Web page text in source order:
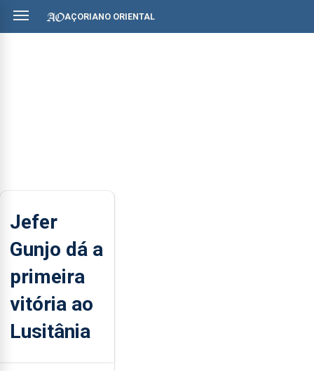
AÇORIANO ORIENTAL
Jefer
Gunjo dá a
primeira
vitória ao
Lusitânia